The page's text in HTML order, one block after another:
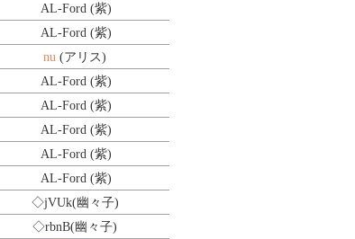
AL-Ford (紫)
AL-Ford (紫)
nu (アリス)
AL-Ford (紫)
AL-Ford (紫)
AL-Ford (紫)
AL-Ford (紫)
AL-Ford (紫)
◇jVUk(幽々子)
◇rbnB(幽々子)